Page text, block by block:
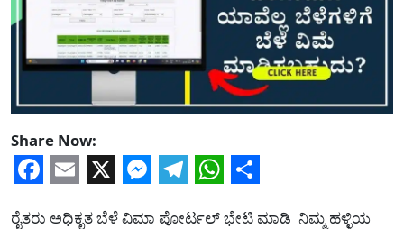
Share Now:
Facebook
Email
X Messenger
Telegram
WhatsApp
Share
ರೈತರು ಅಧಿಕೃತ ಬೆಳೆ ವಿಮಾ ಪೋರ್ಟಲ್ ಭೇಟಿ ಮಾಡಿ ನಿಮ್ಮ ಹಳ್ಳಿಯ